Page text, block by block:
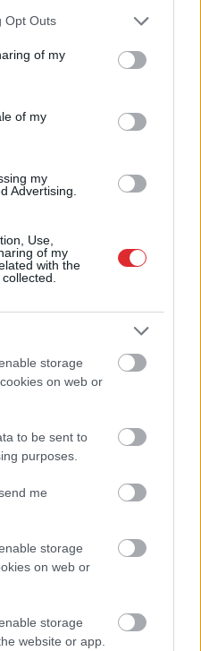
uses one or more Google
behaviour. You may click to
and its third-party tags to
purposes in below Google
Opt Outs
of my
of my
my
Advertising.
Use,
of my
with the
storage
on web or
to be sent to
purposes.
me
storage
on web or
storage
website or app.
Sieviete piedzīvo
intervijā, izrādās – tas
tādu
sajūsmā par
“Tikdaudz melu…”
Modris Konovalovs
Ziņot